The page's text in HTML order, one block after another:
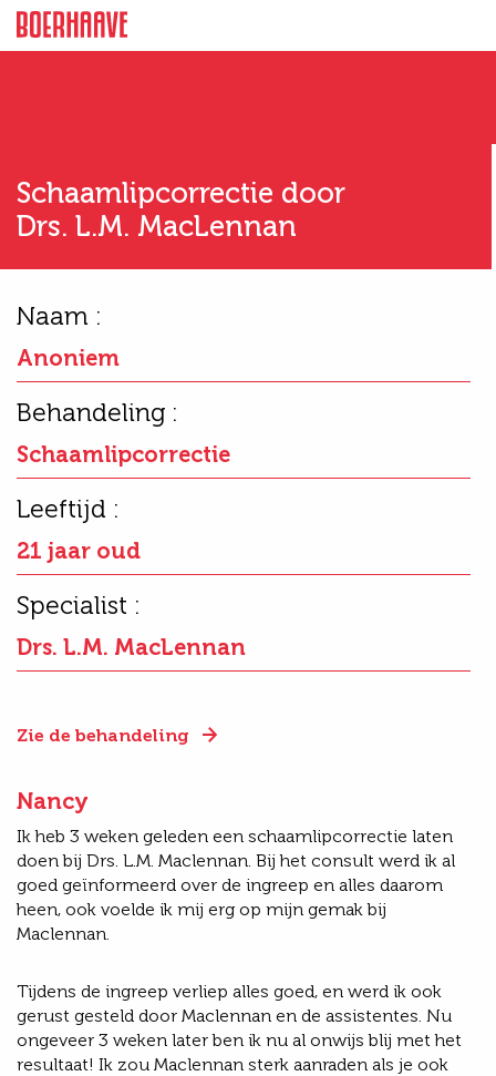
Schaamlipcorrectie door
Drs. L.M. MacLennan
Zie de behandeling
Naam :
Anoniem
Behandeling :
Schaamlipcorrectie
Leeftijd :
21 jaar oud
Specialist :
Drs. L.M. MacLennan
Nancy
Ik heb 3 weken geleden een schaamlipcorrectie laten
doen bij Drs. L.M. Maclennan. Bij het consult werd ik al
goed geïnformeerd over de ingreep en alles daarom
heen, ook voelde ik mij erg op mijn gemak bij
Maclennan.
Tijdens de ingreep verliep alles goed, en werd ik ook
gerust gesteld door Maclennan en de assistentes. Nu
ongeveer 3 weken later ben ik nu al onwijs blij met het
resultaat! Ik zou Maclennan sterk aanraden als je ook